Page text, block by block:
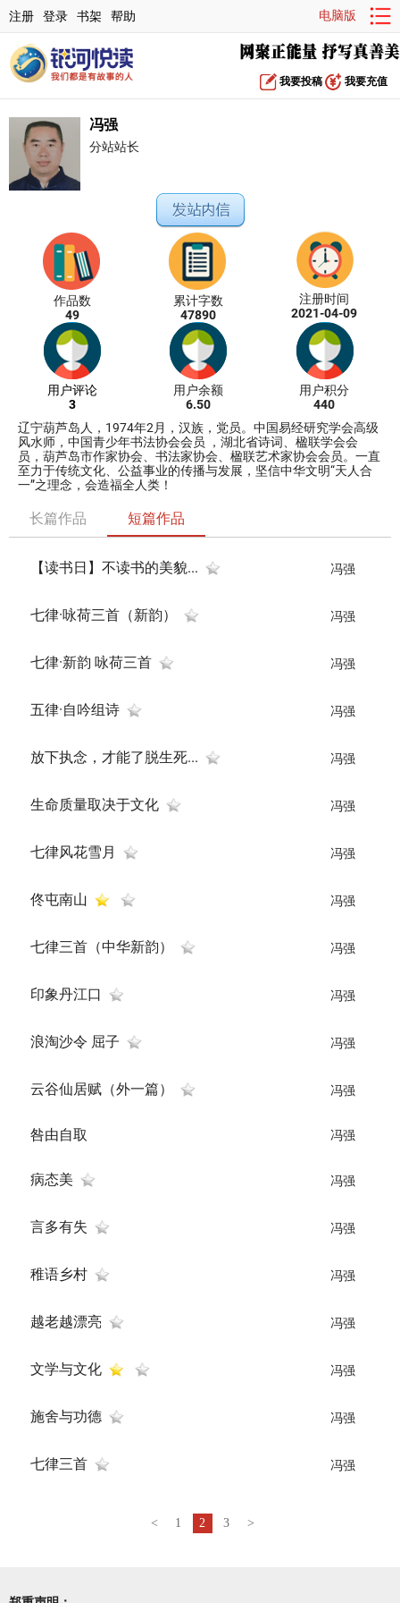
注册 登录 书架 帮助 电脑版
我要投稿 我要充值
冯强
分站站长
作品数
49
累计字数
47890
注册时间
2021-04-09
用户评论
3
用户余额
6.50
用户积分
440
辽宁葫芦岛人，1974年2月，汉族，党员。中国易经研究学会高级
风水师，中国青少年书法协会会员 ，湖北省诗词、楹联学会会
员，葫芦岛市作家协会、书法家协会、楹联艺术家协会会员。一直
至力于传统文化、公益事业的传播与发展，坚信中华文明“天人合
一”之理念，会造福全人类！
长篇作品 短篇作品
【读书日】不读书的美貌... 冯强
七律·咏荷三首（新韵） 冯强
七律·新韵 咏荷三首 冯强
五律·自吟组诗 冯强
放下执念，才能了脱生死... 冯强
生命质量取决于文化 冯强
七律风花雪月 冯强
佟屯南山 冯强
七律三首（中华新韵） 冯强
印象丹江口 冯强
浪淘沙令 屈子 冯强
云谷仙居赋（外一篇） 冯强
咎由自取 冯强
病态美 冯强
言多有失 冯强
稚语乡村 冯强
越老越漂亮 冯强
文学与文化 冯强
施舍与功德 冯强
七律三首 冯强
< 1 2 3 >